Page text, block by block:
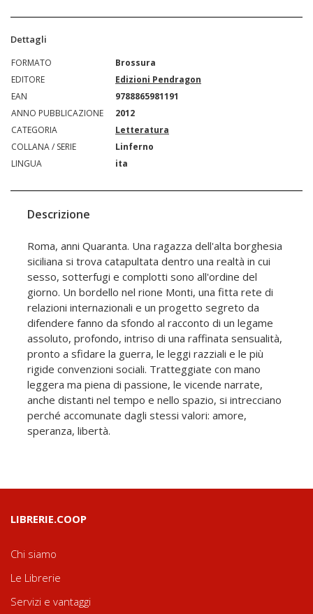
Dettagli
FORMATO
Brossura
EDITORE
Edizioni Pendragon
EAN
9788865981191
ANNO PUBBLICAZIONE
2012
CATEGORIA
Letteratura
COLLANA / SERIE
Linferno
LINGUA
ita
Descrizione
Roma, anni Quaranta. Una ragazza dell'alta borghesia
siciliana si trova catapultata dentro una realtà in cui
sesso, sotterfugi e complotti sono all'ordine del
giorno. Un bordello nel rione Monti, una fitta rete di
relazioni internazionali e un progetto segreto da
difendere fanno da sfondo al racconto di un legame
assoluto, profondo, intriso di una raffinata sensualità,
pronto a sfidare la guerra, le leggi razziali e le più
rigide convenzioni sociali. Tratteggiate con mano
leggera ma piena di passione, le vicende narrate,
anche distanti nel tempo e nello spazio, si intrecciano
perché accomunate dagli stessi valori: amore,
speranza, libertà.
LIBRERIE.COOP
Chi siamo
Le Librerie
Servizi e vantaggi